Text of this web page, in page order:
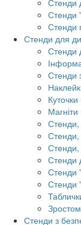
Стенди
Стенди
Стенди
Стенди для
Стенди
Стенди
Стенди,
Стенди,
Стенди,
Стенди
Стенди
Стенди з